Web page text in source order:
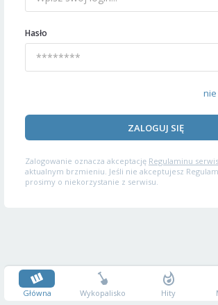
Hasło
nie
ZALOGUJ SIĘ
Zalogowanie oznacza akceptację Regulaminu
aktualnym brzmieniu. Jeśli nie akceptujesz
prosimy o niekorzystanie z serwisu.
Główna Wykopalisko Hity